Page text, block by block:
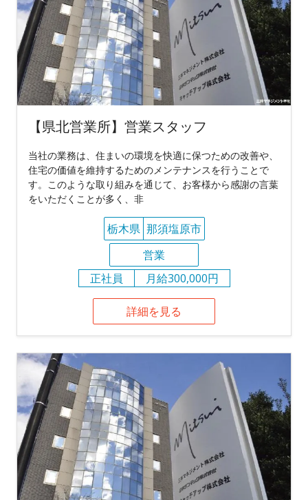
【県北営業所】営業スタッフ
当社の業務は、住まいの環境を快適に保つための改善や、
住宅の価値を維持するためのメンテナンスを行うことで
す。このような取り組みを通じて、お客様から感謝の言葉
をいただくことが多く、非
栃木県 那須塩原市
営業
正社員
月給300,000円
詳細を見る